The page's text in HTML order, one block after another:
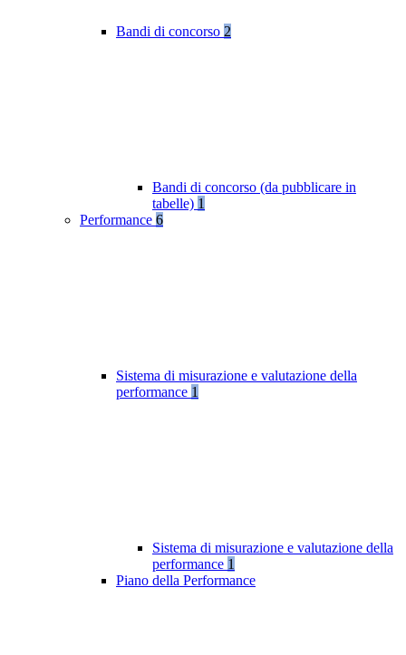
Bandi di concorso 2
Bandi di concorso (da pubblicare in
tabelle) 1
Performance 6
Sistema di misurazione e valutazione della
performance 1
Sistema di misurazione e valutazione della
performance 1
Piano della Performance